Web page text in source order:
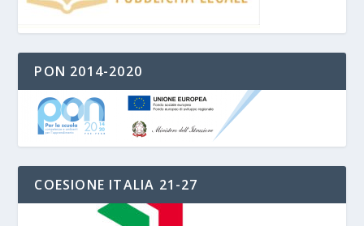
PON 2014-2020
COESIONE ITALIA 21-27